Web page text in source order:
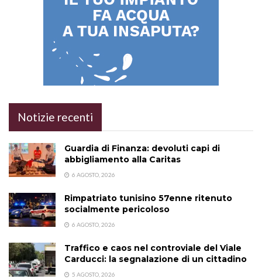
Notizie recenti
Guardia di Finanza: devoluti capi di
abbigliamento alla Caritas
6 AGOSTO, 2026
Rimpatriato tunisino 57enne ritenuto
socialmente pericoloso
6 AGOSTO, 2026
Traffico e caos nel controviale del Viale
Carducci: la segnalazione di un cittadino
5 AGOSTO, 2026